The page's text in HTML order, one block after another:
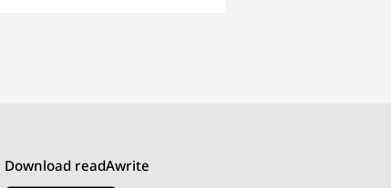
Download readAwrite